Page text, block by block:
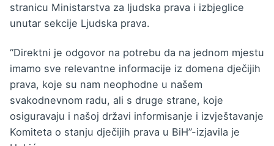
stranicu Ministarstva za ljudska prava i izbjeglice
unutar sekcije Ljudska prava.
“Direktni je odgovor na potrebu da na jednom mjestu
imamo sve relevantne informacije iz domena dječijih
prava, koje su nam neophodne u našem
svakodnevnom radu, ali s druge strane, koje
osiguravaju i našoj državi informisanje i izvještavanje
Komiteta o stanju dječijih prava u BiH”-izjavila je